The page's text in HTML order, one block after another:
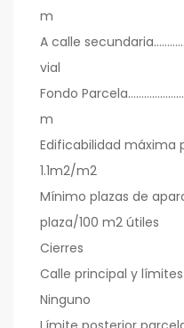
m
A calle
vial
Fondo
m
Edificabilidad máxima
1.1m2/m2
Mínimo plazas de
plaza/100 m2 útiles
Cierres
Calle principal y límites
Ninguno